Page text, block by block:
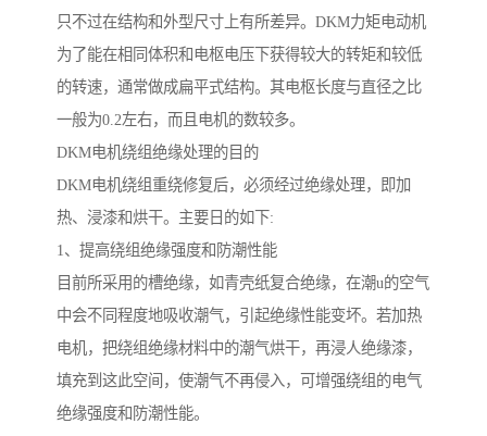
只不过在结构和外型尺寸上有所差异。DKM力矩电动机
为了能在相同体积和电枢电压下获得较大的转矩和较低
的转速，通常做成扁平式结构。其电枢长度与直径之比
一般为0.2左右，而且电机的数较多。
DKM电机绕组绝缘处理的目的
DKM电机绕组重绕修复后，必须经过绝缘处理，即加
热、浸漆和烘干。主要日的如下:
1、提高绕组绝缘强度和防潮性能
目前所采用的槽绝缘，如青壳纸复合绝缘，在潮u的空气
中会不同程度地吸收潮气，引起绝缘性能变坏。若加热
电机，把绕组绝缘材料中的潮气烘干，再浸人绝缘漆，
填充到这此空间，使潮气不再侵入，可增强绕组的电气
绝缘强度和防潮性能。